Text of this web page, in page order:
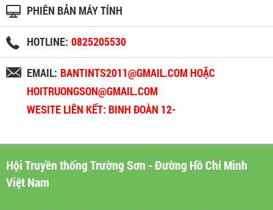
PHIÊN BẢN MÁY TÍNH
HOTLINE: 0825205530
EMAIL: BANTINTS2011@GMAIL.COM HOẶC
HOITRUONGSON@GMAIL.COM
WESITE LIÊN KẾT: BINH ĐOÀN 12-
Hội Truyền thống Trường Sơn - Đường Hồ Chí Minh
Việt Nam